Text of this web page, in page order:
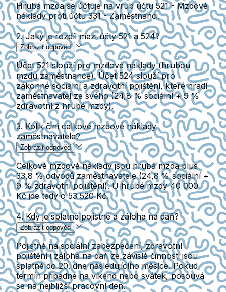
Hrubá mzda se účtuje na vrub účtu 521 - Mzdové
náklady proti účtu 331 - Zaměstnanci.
2. Jaký je rozdíl mezi účty 521 a 524?
Zobrazit odpověď
Účet 521 slouží pro mzdové náklady (hrubou
mzdu zaměstnance). Účet 524 slouží pro
zákonné sociální a zdravotní pojištění, které hradí
zaměstnavatel ze svého (24,8 % sociální + 9 %
zdravotní z hrubé mzdy).
3. Kolik činí celkové mzdové náklady
zaměstnavatele?
Zobrazit odpověď
Celkové mzdové náklady jsou hrubá mzda plus
33,8 % odvodů zaměstnavatele (24,8 % sociální +
9 % zdravotní pojištění). U hrubé mzdy 40 000
Kč jde tedy o 53 520 Kč.
4. Kdy je splatné pojistné a záloha na daň?
Zobrazit odpověď
Pojistné na sociální zabezpečení, zdravotní
pojištění i záloha na daň ze závislé činnosti jsou
splatné do 20. dne následujícího měsíce. Pokud
termín připadne na víkend nebo svátek, posouvá
se na nejbližší pracovní den.